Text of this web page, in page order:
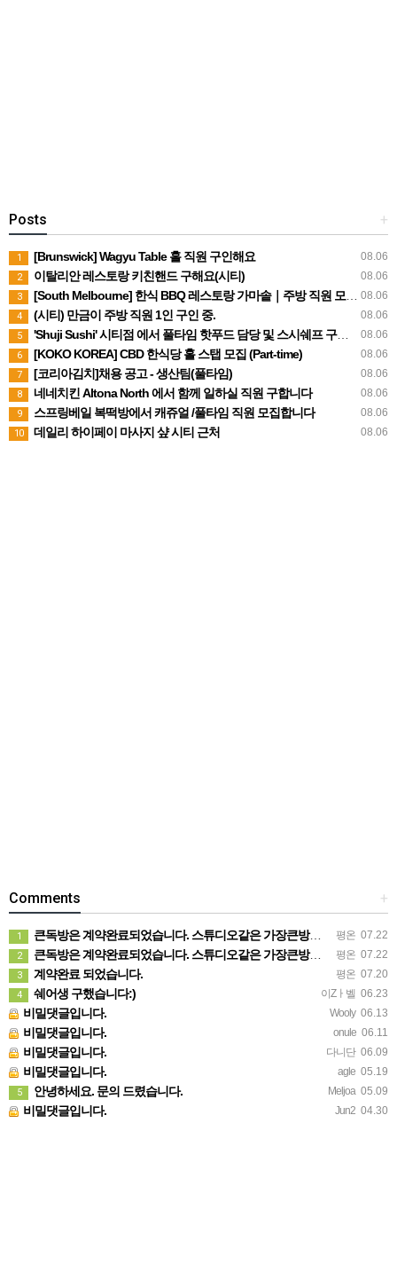
+
Posts
08.06
1 [Brunswick] Wagyu Table 홀 직원 구인해요
08.06
2 이탈리안 레스토랑 키친핸드 구해요(시티)
08.06
3 [South Melbourne] 한식 BBQ 레스토랑 가마솥｜주방 직원 모집｜스폰 가능
08.06
4 (시티) 만금이 주방 직원 1인 구인 중.
08.06
5 'Shuji Sushi' 시티점 에서 풀타임 핫푸드 담당 및 스시쉐프 구인합니다.
08.06
6 [KOKO KOREA] CBD 한식당 홀 스탭 모집 (Part-time)
08.06
7 [코리아김치]채용 공고 - 생산팀(풀타임)
08.06
8 네네치킨 Altona North 에서 함께 일하실 직원 구합니다
08.06
9 스프링베일 복떡방에서 캐쥬얼 /풀타임 직원 모집합니다
08.06
10 데일리 하이페이 마사지 샾 시티 근처
+
Comments
평온 07.22
1 큰독방은 계약완료되었습니다. 스튜디오같은 가장큰방을 2인동시 또는 혼자서 큰독방으로도 즉시입주 가능합니다.
평온 07.22
2 큰독방은 계약완료되었습니다. 스튜디오같은 가장큰방을 2인동시 또는 혼자서 큰독방으로도 즉시입주 가능합니다.
평온 07.20
3 계약완료 되었습니다.
이Zㅏ벨 06.23
4 쉐어생 구했습니다:)
Wooly 06.13
비밀댓글입니다.
onule 06.11
비밀댓글입니다.
다니단 06.09
비밀댓글입니다.
agle 05.19
비밀댓글입니다.
Meljoa 05.09
5 안녕하세요. 문의 드렸습니다.
Jun2 04.30
비밀댓글입니다.